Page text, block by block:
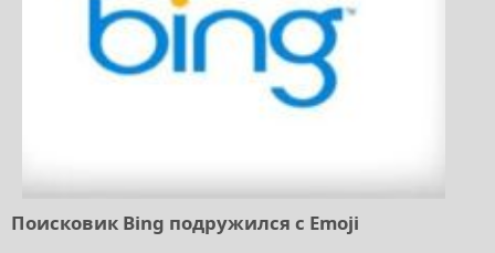
Поисковик Bing подружился с Emoji